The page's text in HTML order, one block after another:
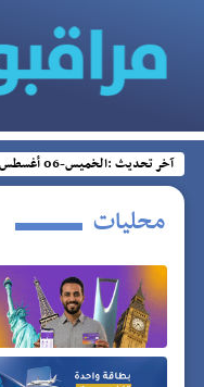
آخر تحديث :الخميس-06 أغسطس 2026-06:27ص
محليات